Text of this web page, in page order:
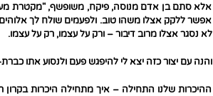
אלא סתם בן אדם מנוסה, פיקח, משופשף, "מקטרת
אפשר ללקק אצלו משהו טוב. ולפעמים שולח לך
לא נסגר אצלו מרוב דיבור – ורק על עצמו, רק על עצמו.
והנה עם יצור כזה יצא לי להיפגש פעם ולנסוע אתו
ההיכרות שלנו התחילה – איך מתחילה היכרות